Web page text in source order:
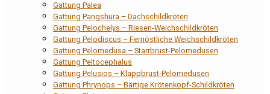
Gattung Palea
Gattung Pangshura – Dachschildkröten
Gattung Pelochelys – Riesen-Weichschildkröten
Gattung Pelodiscus – Fernöstliche Weichschildkröten
Gattung Pelomedusa – Starrbrust-Pelomedusen
Gattung Peltocephalus
Gattung Pelusios – Klappbrust-Pelomedusen
Gattung Phrynops – Bärtige Krötenkopf-Schildkröten